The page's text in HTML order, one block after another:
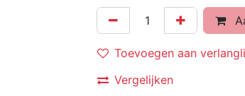
Toevoegen aan
Vergelijken